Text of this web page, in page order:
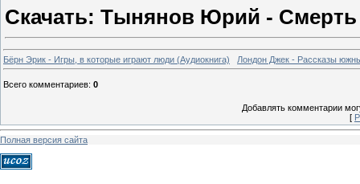
Скачать: Тынянов Юрий - Смерть
Бёрн Эрик - Игры, в которые играют люди (Аудиокнига) Лондон Джек - Рассказы
Всего комментариев: 0
Добавлять комментарии
[
Полная версия сайта